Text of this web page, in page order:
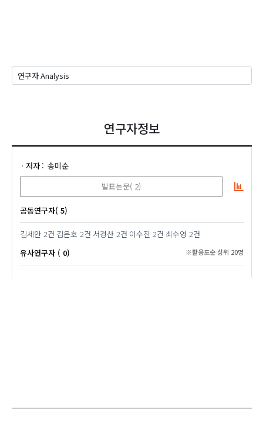
연구자정보
저자
송미순
발표논문( 2)
공동연구자( 5)
김세안 2건 김은호 2건 서경산 2건 이수진 2건 최수영 2건
유사연구자 ( 0)
※활용도순 상위 20명